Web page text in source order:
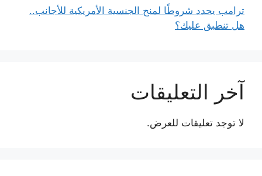
ترامب يحدد شروطًا لمنح الجنسية الأمريكية للأجانب..
هل تنطبق عليك؟
آخر التعليقات
لا توجد تعليقات للعرض.